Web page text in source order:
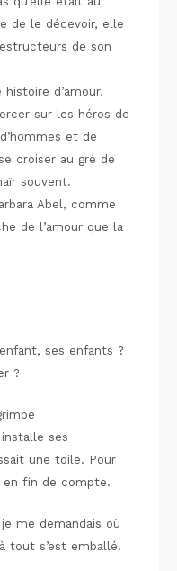
de le décevoir, elle
de son
d’amour,
sur les héros de
et de
croiser au gré de
souvent.
Abel, comme
de l’amour que la
ses enfants ?
?
ses
une toile. Pour
en fin de compte.
me demandais où
tout s’est emballé.